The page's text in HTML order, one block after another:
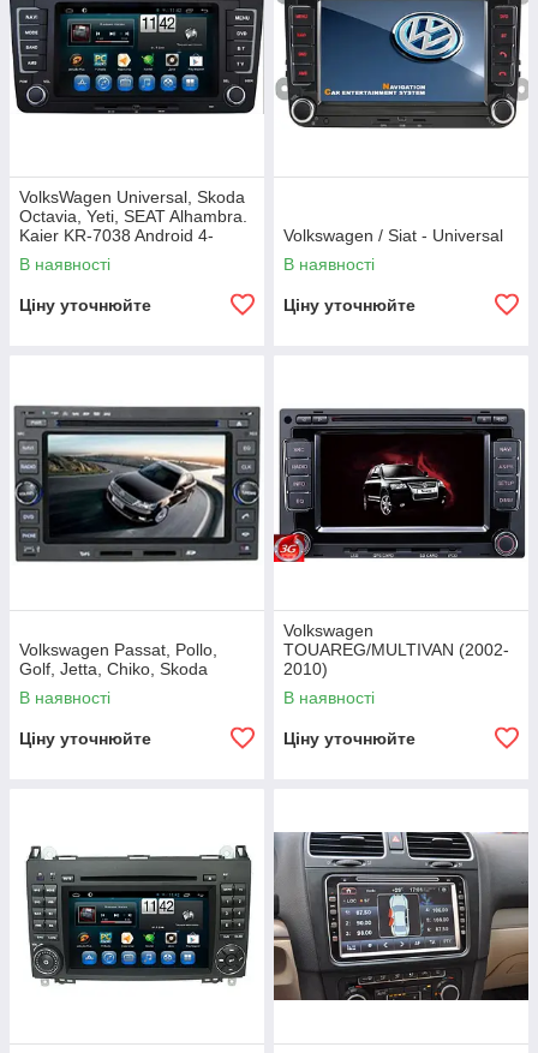
VolksWagen Universal, Skoda
Octavia, Yeti, SEAT Alhambra.
Kaier KR-7038 Android 4-
ядерний процесор
В наявності
Ціну уточнюйте
Volkswagen / Siat - Universal
В наявності
Ціну уточнюйте
Volkswagen Passat, Pollo,
Golf, Jetta, Chiko, Skoda
В наявності
Ціну уточнюйте
Volkswagen
TOUAREG/MULTIVAN (2002-
2010)
В наявності
Ціну уточнюйте